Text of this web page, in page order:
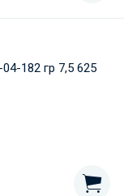
182 гр 7,5 625